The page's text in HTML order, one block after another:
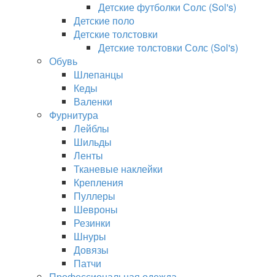
Детские футболки Солс (Sol's)
Детские поло
Детские толстовки
Детские толстовки Солс (Sol's)
Обувь
Шлепанцы
Кеды
Валенки
Фурнитура
Лейблы
Шильды
Ленты
Тканевые наклейки
Крепления
Пуллеры
Шевроны
Резинки
Шнуры
Довязы
Патчи